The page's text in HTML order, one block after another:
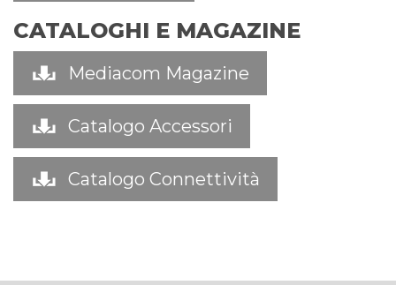
CATALOGHI E MAGAZINE
Mediacom Magazine
Catalogo Accessori
Catalogo Connettività